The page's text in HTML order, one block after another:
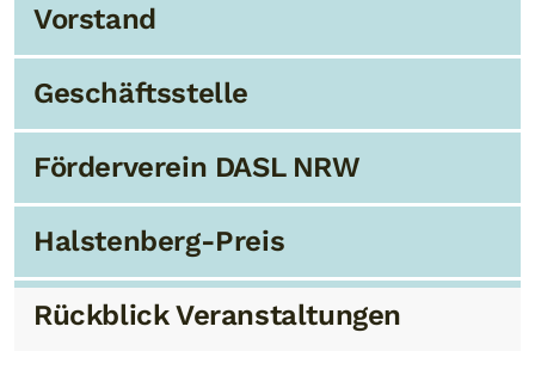
weiterlesen
Vorstand
Geschäftsstelle
Förderverein DASL NRW
Halstenberg-Preis
Rückblick Veranstaltungen